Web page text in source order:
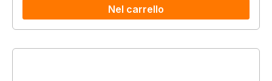
Nel carrello